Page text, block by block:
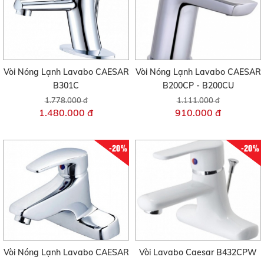
Vòi Nóng Lạnh Lavabo CAESAR
B301C
1.778.000 đ
1.480.000 đ
Vòi Nóng Lạnh Lavabo CAESAR
B200CP - B200CU
1.111.000 đ
910.000 đ
-20%
Vòi Nóng Lạnh Lavabo CAESAR
-20%
Vòi Lavabo Caesar B432CPW